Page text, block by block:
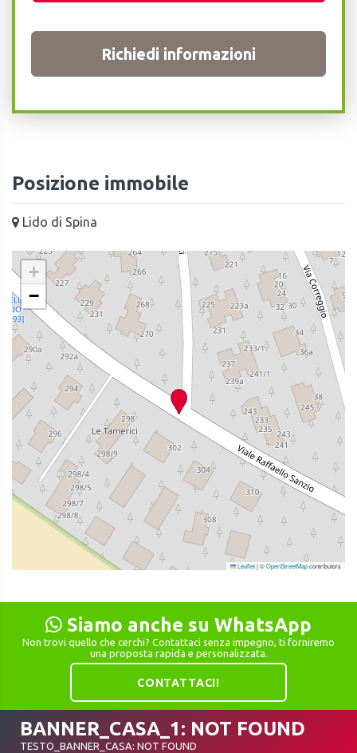
Richiedi informazioni
Posizione immobile
Lido di Spina
+
−
Leaflet|©OpenStreetMapcontributors
Siamo anche su WhatsApp
Non trovi quello che cerchi? Contattaci senza impegno, ti forniremo
una proposta rapida e personalizzata.
CONTATTACI!
BANNER_CASA_1: NOT FOUND
TESTO_BANNER_CASA: NOT FOUND